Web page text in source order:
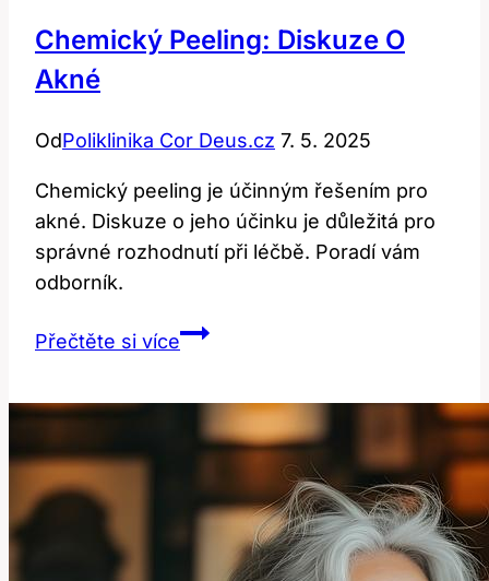
Chemický Peeling: Diskuze O
Akné
OdPoliklinika Cor Deus.cz 7. 5. 2025
Chemický peeling je účinným řešením pro
akné. Diskuze o jeho účinku je důležitá pro
správné rozhodnutí při léčbě. Poradí vám
odborník.
Přečtěte si víceChemický
Akné